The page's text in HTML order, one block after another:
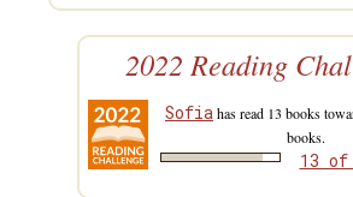
2022 Reading
Sofiahas read 13 books
books.
13 of